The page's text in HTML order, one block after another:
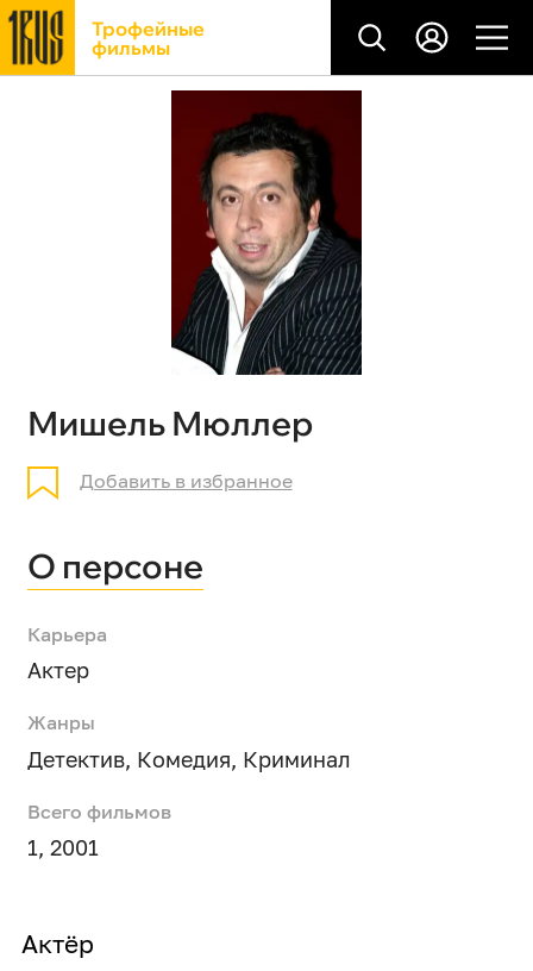
Трофейные
фильмы
Мишель Мюллер
Добавить в избранное
О персоне
Карьера
Актер
Жанры
Детектив, Комедия, Криминал
Всего фильмов
1, 2001
Актёр